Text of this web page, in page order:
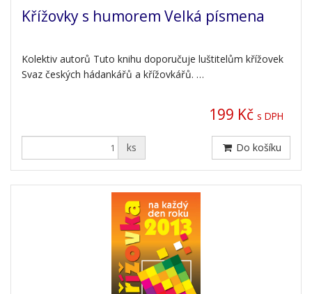
Křížovky s humorem Velká písmena
Kolektiv autorů Tuto knihu doporučuje luštitelům křížovek
Svaz českých hádankářů a křížovkářů. …
199 Kč s DPH
ks Do košíku